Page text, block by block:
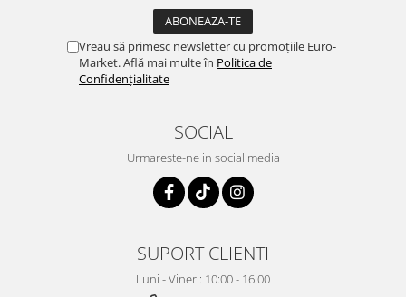
Vreau să primesc newsletter cu promoțiile Euro-
Market. Află mai multe în Politica de
Confidențialitate
SOCIAL
Urmareste-ne in social media
SUPORT CLIENTI
Luni - Vineri: 10:00 - 16:00